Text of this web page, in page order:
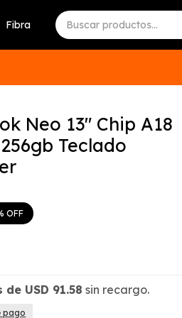
Fibra
Neo 13" Chip A18
Teclado
de USD 91.58 sin recargo.
pago